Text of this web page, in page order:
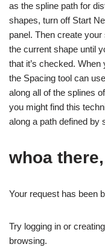
as the spline path for
shapes, turn off Start
panel. Then create
the current shape until
that it’s checked.
the Spacing tool can
along all of the splines
you might find this
along a path defined by
whoa
Your request has been
Try logging in or
browsing.